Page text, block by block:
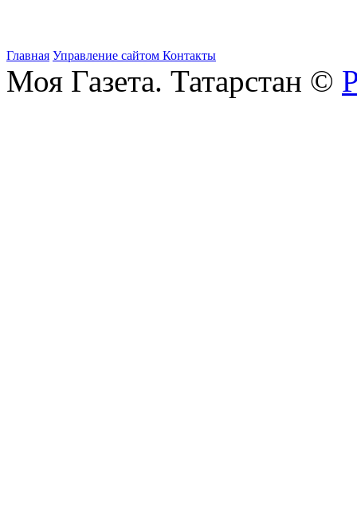
Главная Управление сайтом Контакты
Моя Газета. Татарстан ©